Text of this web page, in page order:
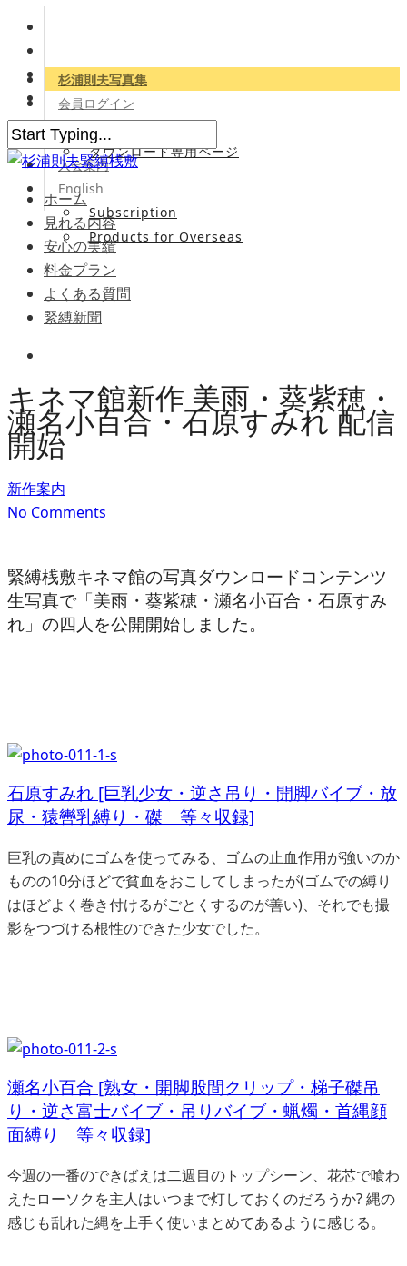
杉浦則夫写真集
会員ログイン
会員専用サイト
ダウンロード専用ページ
入会案内
English
Subscription
Products for Overseas
ホーム
見れる内容
安心の実績
料金プラン
よくある質問
緊縛新聞
キネマ館新作 美雨・葵紫穂・
瀬名小百合・石原すみれ 配信
開始
新作案内
No Comments
緊縛桟敷キネマ館の写真ダウンロードコンテンツ
生写真で「美雨・葵紫穂・瀬名小百合・石原すみ
れ」の四人を公開開始しました。
石原すみれ [巨乳少女・逆さ吊り・開脚バイブ・放
尿・猿轡乳縛り・磔 等々収録]
巨乳の責めにゴムを使ってみる、ゴムの止血作用が強いのか
ものの10分ほどで貧血をおこしてしまったが(ゴムでの縛り
はほどよく巻き付けるがごとくするのが善い)、それでも撮
影をつづける根性のできた少女でした。
瀬名小百合 [熟女・開脚股間クリップ・梯子磔吊
り・逆さ富士バイブ・吊りバイブ・蝋燭・首縄顔
面縛り 等々収録]
今週の一番のできばえは二週目のトップシーン、花芯で喰わ
えたローソクを主人はいつまで灯しておくのだろうか? 縄の
感じも乱れた縄を上手く使いまとめてあるように感じる。